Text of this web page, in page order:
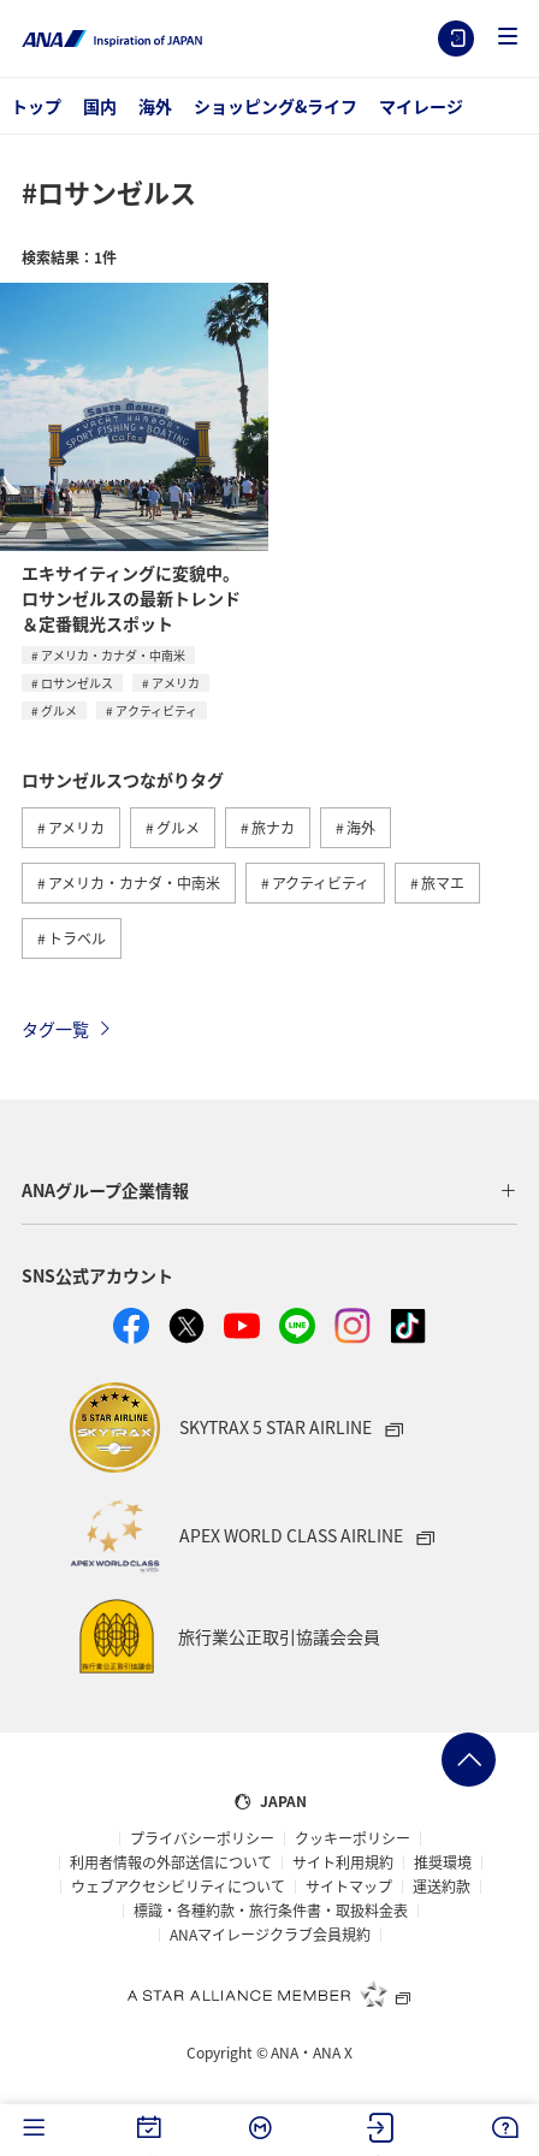
トップ 国内 海外 ショッピング&ライフ マイレージ
#ロサンゼルス
検索結果：1件
エキサイティングに変貌中。
ロサンゼルスの最新トレンド
＆定番観光スポット
アメリカ・カナダ・中南米
ロサンゼルス
アメリカ
グルメ
アクティビティ
ロサンゼルスつながりタグ
アメリカ グルメ 旅ナカ 海外
アメリカ・カナダ・中南米 アクティビティ 旅マエ
トラベル
タグ一覧
ANAグループ企業情報
SNS公式アカウント
SKYTRAX 5 STAR AIRLINE
APEX WORLD CLASS AIRLINE
旅行業公正取引協議会会員
JAPAN
プライバシーポリシー
クッキーポリシー
利用者情報の外部送信について
サイト利用規約
推奨環境
ウェブアクセシビリティについて
サイトマップ
運送約款
標識・各種約款・旅行条件書・取扱料金表
ANAマイレージクラブ会員規約
Copyright ©ANA・ANA X